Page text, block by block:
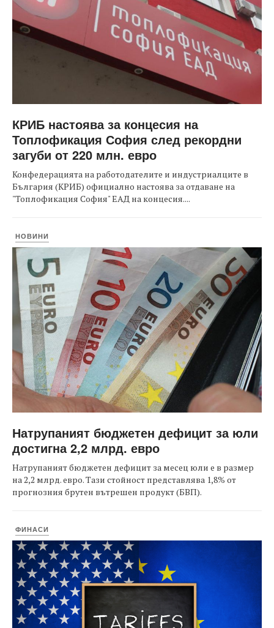
КРИБ настоява за концесия на
Топлофикация София след рекордни
загуби от 220 млн. евро
Конфедерацията на работодателите и индустриалците в
България (КРИБ) официално настоява за отдаване на
"Топлофикация София" ЕАД на концесия....
НОВИНИ
Натрупаният бюджетен дефицит за юли
достигна 2,2 млрд. евро
Натрупаният бюджетен дефицит за месец юли е в размер
на 2,2 млрд. евро. Тази стойност представлява 1,8% от
прогнозния брутен вътрешен продукт (БВП).
ФИНАСИ